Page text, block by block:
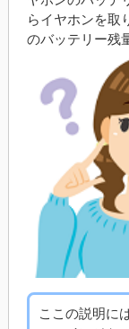
らイヤホンを取
のバッテリー残
ここの説明に